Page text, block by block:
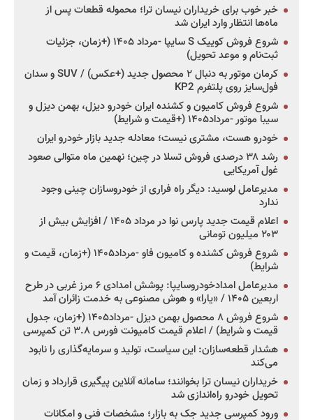
خبر خوب برای خریداران نیسان ترا؛ محموله قطعات پس از
ماه‌ها انتظار وارد ایران شد
شروع فروش کوییک S سایپا -مرداد ۱۴۰۵ (+زمان، جزئیات
ثبت‌نام و موعد تحویل)
کرمان موتور به دنبال ۲ محصول جدید (+عکس) / SUV و سدان
فول‌سایز روی پلتفرم KP2
شروع فروش کامیون و کشنده ایران خودرو دیزل، بهمن دیزل و
سیبا موتور -مرداد۱۴۰۵ (+قیمت و شرایط)
خودرو هست، مشتری نیست؛ معادله جدید بازار خودرو ایران
رشد ۳۸ درصدی فروش تسلا در چین؛ نهمین ماه متوالی صعود
غول آمریکایی
مدیرعامل لوسید: دیگر راه فراری از خودروسازان چینی وجود
ندارد
اعلام قیمت جدید پارس نوا در مرداد ۱۴۰۵ / افزایش بیش از
۲۰۳ میلیون تومانی
شروع فروش کشنده و کامیون فاو -مرداد۱۴۰۵ (+زمان، قیمت و
شرایط)
مدیرعامل امدادخودروسایپا: پوشش امدادی ۶ مرز غربی در طرح
اربعین ۱۴۰۵ / «یارا» و هوش مصنوعی به خدمت زائران آمد
شروع فروش ۸ محصول بهمن دیزل -مرداد۱۴۰۵ (+زمان، جدول
قیمت و شرایط) / اعلام قیمت کامیونت فورس ۳.۸ تن کمپرسی
هشدار قطعه‌سازان: این سیاست، تولید و سرمایه‌گذاری را نابود
می‌کند
خریداران نیسان ترا بخوانند؛ سامانه آنلاین پیگیری قرارداد و زمان
تحویل خودرو راه‌اندازی شد
ورود کمپرسی جدید جک به بازار؛ مشخصات فنی و امکانات